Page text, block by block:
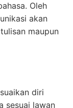
Oleh
akan
maupun
diri
sesuai lawan